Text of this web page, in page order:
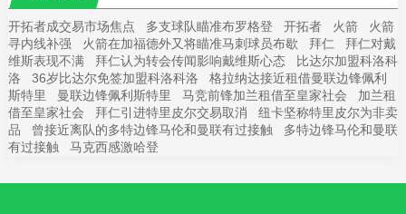
开拓者成交易市场焦点 多支球队瞄准布罗格登 开拓者 火箭
火箭
寻内线补强
火箭在加福德外又将瞄准马刺球员布歇 拜仁
拜仁对戴
维斯表现不满
拜仁认为转会传闻影响戴维斯心态
比达尔加盟科洛科
洛
36岁比达尔免签加盟科洛科洛
格拉纳达接近租借曼联边锋佩利
斯特里
曼联边锋佩利斯特里 马竞前锋加兰租借至皇家社会
加兰租
借至皇家社会
拜仁引进特里皮尔交易取消
纽卡坚称特里皮尔为非卖
品
曾接近离队的多特边锋马伦和曼联有过接触
多特边锋马伦和曼联
有过接触
马克西感激哈登